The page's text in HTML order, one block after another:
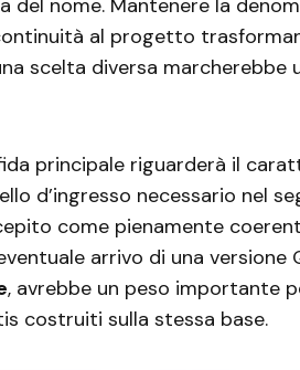
del nome. Mantenere la
al progetto
scelta diversa
principale riguarderà il
d’ingresso necessario nel
come pienamente
arrivo di una
, avrebbe un peso importante
costruiti sulla stessa base.